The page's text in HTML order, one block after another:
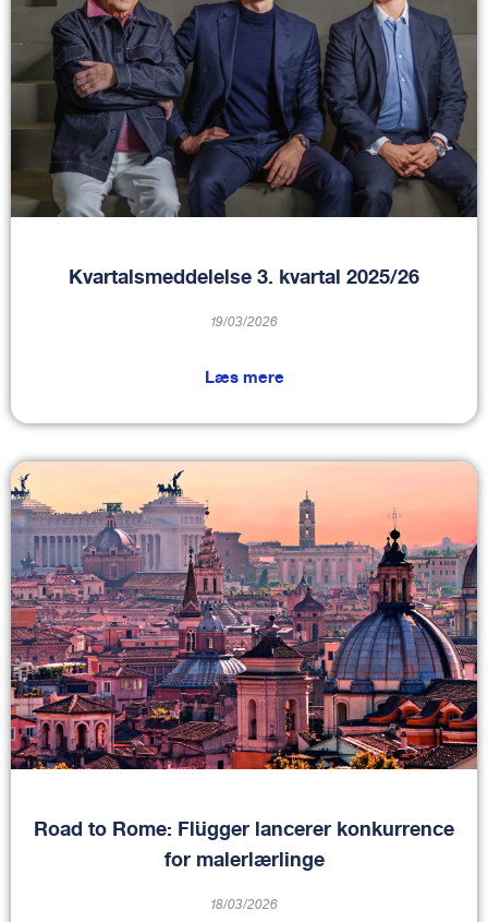
Kvartalsmeddelelse 3. kvartal 2025/26
19/03/2026
Læs mere
Road to Rome: Flügger lancerer konkurrence
for malerlærlinge
18/03/2026